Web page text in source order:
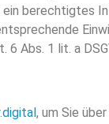
berechtigtes
Abs. 1 lit. a
, um Sie